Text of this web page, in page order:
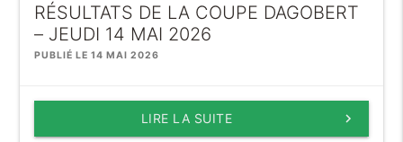
RÉSULTATS DE LA COUPE DAGOBERT
– JEUDI 14 MAI 2026
PUBLIÉ LE 14 MAI 2026
keyboard_arrow_right
LIRE LA SUITE